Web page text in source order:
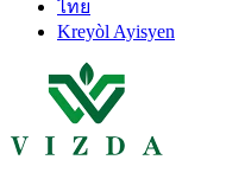
ไทย
Kreyòl Ayisyen